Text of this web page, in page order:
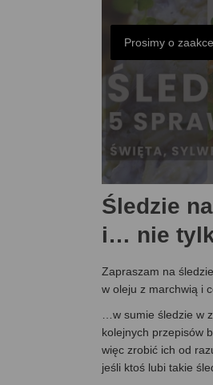
Prosimy o
Śledzie
i… nie
Zapraszam na
w oleju z marchwią i
…w sumie śledzie w
kolejnych przepisów
więc zrobić ich od
jeśli ktoś lubi takie